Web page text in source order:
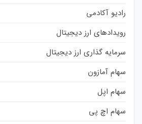
رادیو آکادمی
رویدادهای ارز دیجیتال
سرمایه گذاری ارز دیجیتال
سهام آمازون
سهام اپل
سهام اچ پی